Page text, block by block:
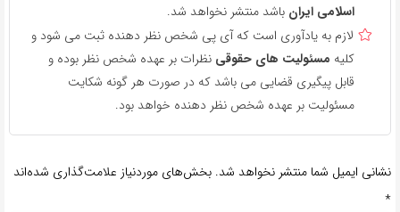
اسلامی ایران باشد منتشر نخواهد شد.
لازم به یادآوری است که آی پی شخص نظر دهنده ثبت می شود و
کلیه مسئولیت های حقوقی نظرات بر عهده شخص نظر بوده و
قابل پیگیری قضایی می باشد که در صورت هر گونه شکایت
مسئولیت بر عهده شخص نظر دهنده خواهد بود.
نشانی ایمیل شما منتشر نخواهد شد. بخش‌های موردنیاز علامت‌گذاری شده‌اند
*